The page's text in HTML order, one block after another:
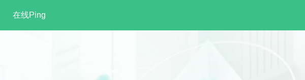
在线Ping